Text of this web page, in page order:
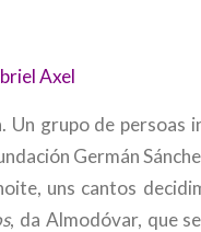
Axel
Un grupo de persoas
Germán
uns cantos
, da Almodóvar, que